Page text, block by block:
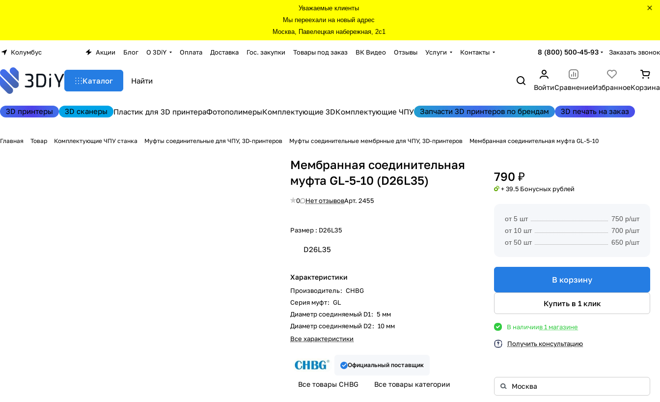
Уважаемые клиенты
Мы переехали на новый адрес
Москва, Павелецкая набережная, 2с1
Колумбус Акции Блог О 3DiY Оплата Доставка Гос. закупки Товары под заказ ВК Видео Отзывы Услуги Контакты 8 (800) 500-45-93 Заказать звонок
Каталог
ВойтиСравнениеИзбранноеКорзина
3D принтеры 3D сканеры Пластик для 3D принтераФотополимерыКомплектующие 3DКомплектующие ЧПУ Запчасти 3D принтеров по брендам 3D печать на заказ
Главная Товар Комплектующие ЧПУ станка Муфты соединительные для ЧПУ, 3D-принтеров Муфты соединительные мембрнные для ЧПУ, 3D-принтеров Мембранная соединительная муфта GL-5-10
Мембранная соединительная
муфта GL-5-10 (D26L35)
0 Нет отзывовАрт.2455
Размер : D26L35
D26L35
Характеристики
Производитель: CHBG
Серия муфт: GL
Диаметр соединяемый D1: 5 мм
Диаметр соединяемый D2: 10 мм
Все характеристики
Официальный поставщик
Все товары CHBG Все товары категории
790 ₽
+ 39.5 Бонусных рублей
от 5 шт
750 р/шт
от 10 шт
700 р/шт
от 50 шт
650 р/шт
В корзину
Купить в 1 клик
В наличиив 1 магазине
Получить консультацию